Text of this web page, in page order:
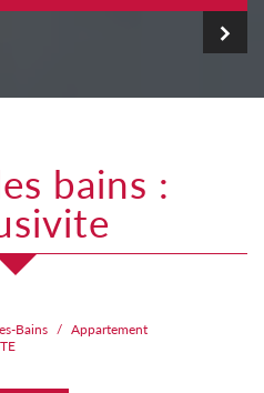
Bains
Appartement